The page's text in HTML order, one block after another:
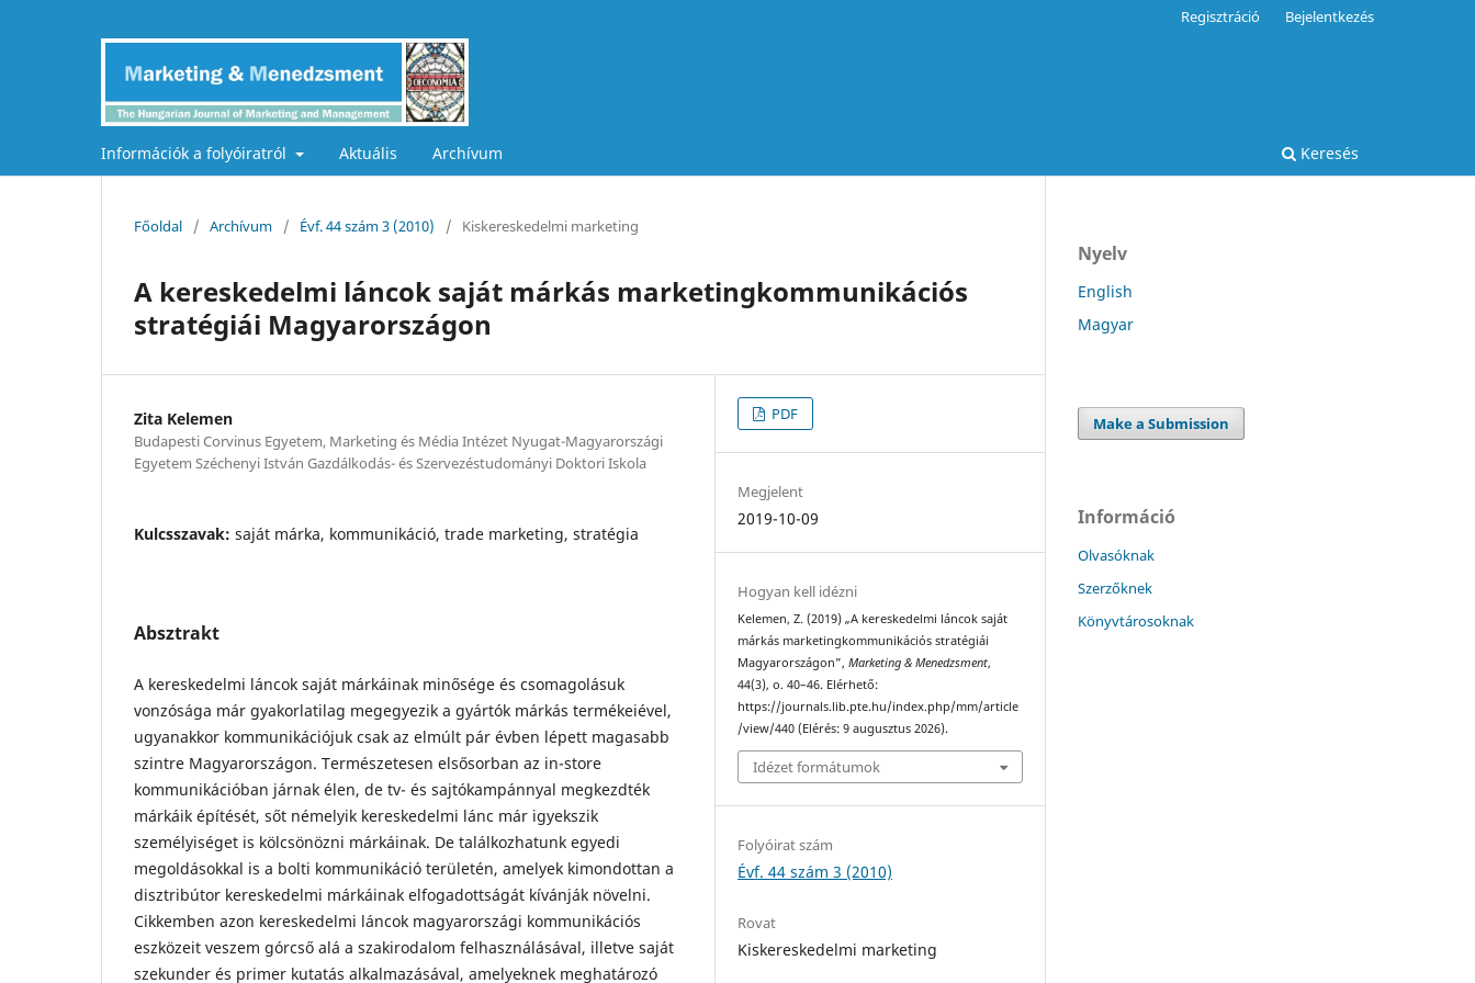
Információk a folyóiratról Aktuális Archívum Keresés
Regisztráció Bejelentkezés
Főoldal / Archívum / Évf. 44 szám 3 (2010) / Kiskereskedelmi marketing
A kereskedelmi láncok saját márkás marketingkommunikációs
stratégiái Magyarországon
Zita Kelemen
Budapesti Corvinus Egyetem, Marketing és Média Intézet Nyugat-Magyarországi
Egyetem Széchenyi István Gazdálkodás- és Szervezéstudományi Doktori Iskola
Kulcsszavak: saját márka, kommunikáció, trade marketing, stratégia
Absztrakt
A kereskedelmi láncok saját márkáinak minősége és csomagolásuk
vonzósága már gyakorlatilag megegyezik a gyártók márkás termékeiével,
ugyanakkor kommunikációjuk csak az elmúlt pár évben lépett magasabb
szintre Magyarországon. Természetesen elsősorban az in-store
kommunikációban járnak élen, de tv- és sajtókampánnyal megkezdték
márkáik építését, sőt némelyik kereskedelmi lánc már igyekszik
személyiséget is kölcsönözni márkáinak. De találkozhatunk egyedi
megoldásokkal is a bolti kommunikáció területén, amelyek kimondottan a
disztribútor kereskedelmi márkáinak elfogadottságát kívánják növelni.
Cikkemben azon kereskedelmi láncok magyarországi kommunikációs
eszközeit veszem górcső alá a szakirodalom felhasználásával, illetve saját
szekunder és primer kutatás alkalmazásával, amelyeknek meghatározó
PDF
Megjelent
2019-10-09
Hogyan kell idézni
Kelemen, Z. (2019) „A kereskedelmi láncok saját
márkás marketingkommunikációs stratégiái
Magyarországon”,Marketing & Menedzsment,
44(3), o. 40–46. Elérhető:
https://journals.lib.pte.hu/index.php/mm/article
/view/440 (Elérés: 9 augusztus 2026).
Idézet formátumok
Folyóirat szám
Évf. 44 szám 3 (2010)
Rovat
Kiskereskedelmi marketing
Nyelv
English
Magyar
Make a Submission
Információ
Olvasóknak
Szerzőknek
Könyvtárosoknak